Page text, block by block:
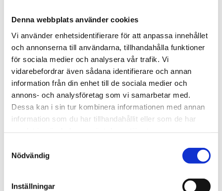
Denna webbplats använder cookies
Vi använder enhetsidentifierare för att anpassa innehållet
och annonserna till användarna, tillhandahålla funktioner
för sociala medier och analysera vår trafik. Vi
vidarebefordrar även sådana identifierare och annan
information från din enhet till de sociala medier och
annons- och analysföretag som vi samarbetar med.
Dessa kan i sin tur kombinera informationen med annan
information som du har tillhandahållit eller som de har
Nödvändig
Inställningar
Lottning sker strax efter lunch på onsdagen och ni får er
starttid via er e-post, precis som vid en klubbtävling.
Startavgift:40 kronor
Betalas med Swish till nummer 0702-833767 vid
speltillfället till tävlingsledaren.
spel.